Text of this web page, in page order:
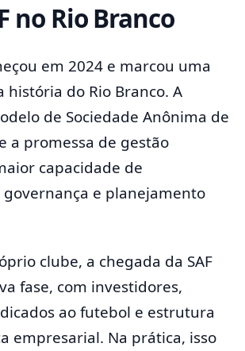
no Rio Branco
em 2024 e marcou uma
história do Rio Branco. A
de Sociedade Anônima de
a promessa de gestão
capacidade de
e planejamento
clube, a chegada da SAF
fase, com investidores,
ao futebol e estrutura
empresarial. Na prática, isso